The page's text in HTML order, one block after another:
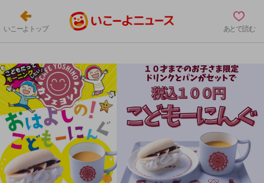
いこーよトップ あとで読む